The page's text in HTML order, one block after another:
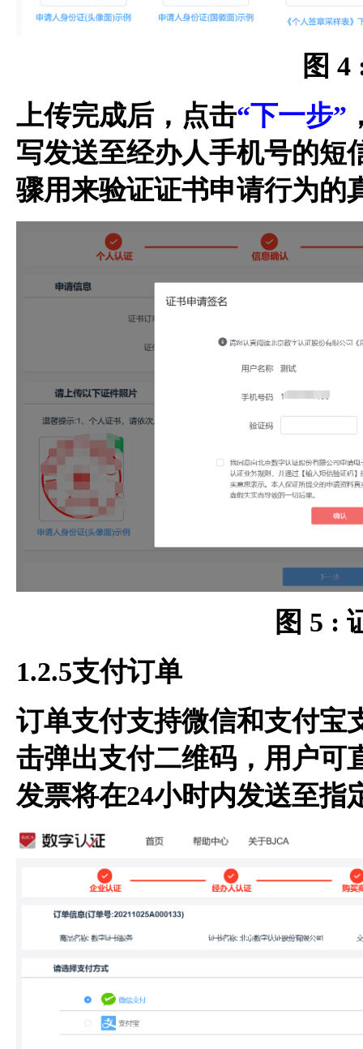
图 4
上传完成后，点击“下一步”
写发送至经办人手机号的短
骤用来验证证书申请行为的
图 5 :
1.2.5支付订单
订单支付支持微信和支付宝
击弹出支付二维码，用户可
发票将在24小时内发送至指